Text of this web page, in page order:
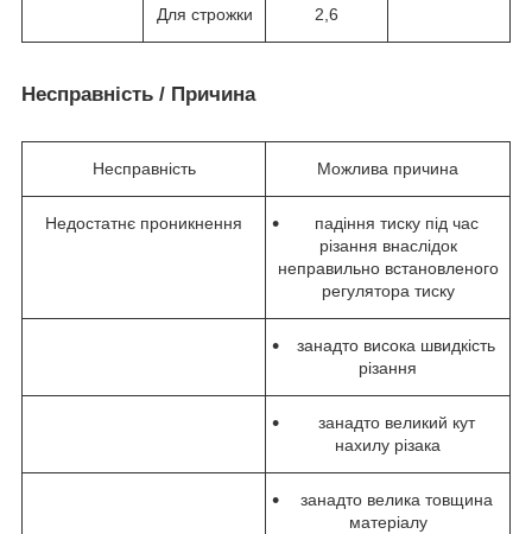
Для строжки 2,6
Несправність / Причина
Несправність Можлива причина
Недостатнє проникнення
падіння тиску під час
різання внаслідок
неправильно встановленого
регулятора тиску
занадто висока швидкість
різання
занадто великий кут
нахилу різака
занадто велика товщина
матеріалу